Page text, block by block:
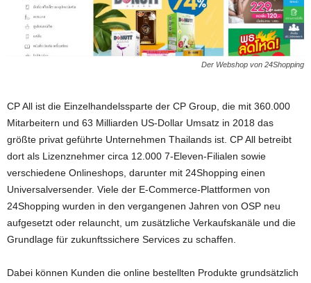
Der Webshop von 24Shopping
CP All ist die Einzelhandelssparte der CP Group, die mit 360.000
Mitarbeitern und 63 Milliarden US-Dollar Umsatz in 2018 das
größte privat geführte Unternehmen Thailands ist. CP All betreibt
dort als Lizenznehmer circa 12.000 7-Eleven-Filialen sowie
verschiedene Onlineshops, darunter mit 24Shopping einen
Universalversender. Viele der E-Commerce-Plattformen von
24Shopping wurden in den vergangenen Jahren von OSP neu
aufgesetzt oder relauncht, um zusätzliche Verkaufskanäle und die
Grundlage für zukunftssichere Services zu schaffen.
Dabei können Kunden die online bestellten Produkte grundsätzlich